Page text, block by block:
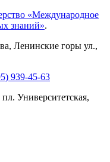
«Международное
знаний».
, Ленинские горы ул.,
939-45-63
пл. Университетская,